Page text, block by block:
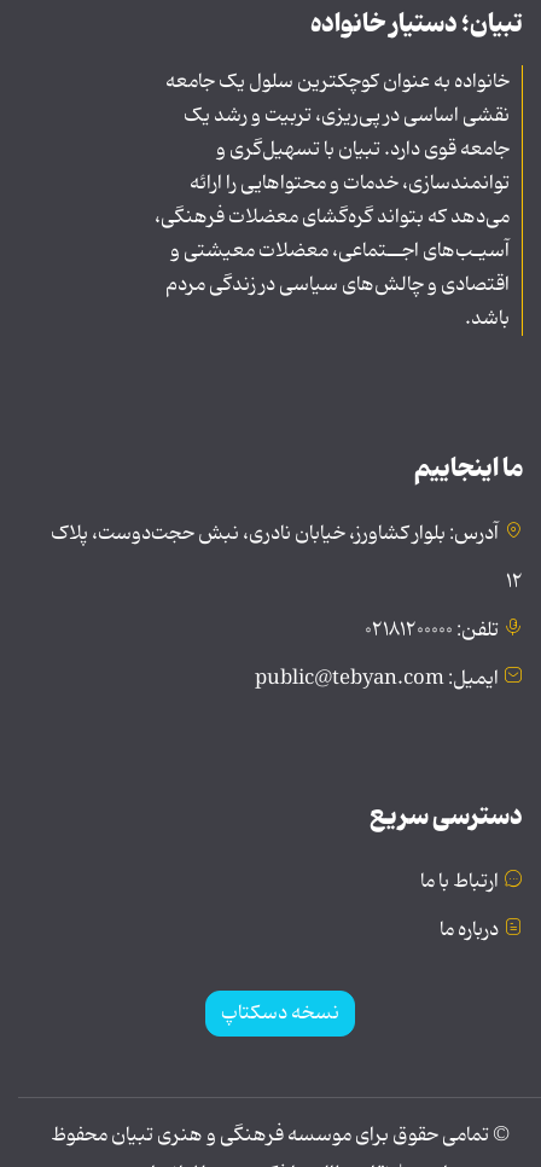
تبیان؛ دستیار خانواده
خانواده به عنوان کوچکترین سلول یک جامعه
نقشی اساسی در پی‌ریزی، تربیت و رشد یک
جامعه قوی دارد. تبیان با تسهیل‌گری و
توانمندسازی، خدمات و محتواهایی را ارائه
می‌دهد که بتواند گره‌گشای معضلات فرهنگی،
آسیـب‌های اجــتماعی، معضلات معیشتی و
اقتصادی و چالش‌های سیاسی در زندگی مردم
باشد.
ما اینجاییم
آدرس: بلوار کشاورز، خیابان نادری، نبش حجت‌دوست، پلاک
۱۲
تلفن: ۰۲۱۸۱۲۰۰۰۰۰
ایمیل: public@tebyan.com
دسترسی سریع
ارتباط با ما
درباره ما
نسخه دسکتاپ
© تمامی حقوق برای موسسه فرهنگی و هنری تبیان محفوظ